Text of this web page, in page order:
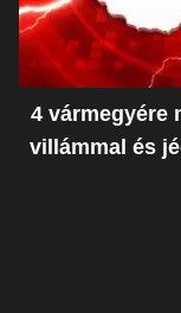
4 vármegyére
villámmal és